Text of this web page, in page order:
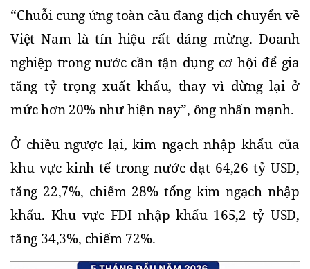
“Chuỗi cung ứng toàn cầu đang dịch chuyển về
Việt Nam là tín hiệu rất đáng mừng. Doanh
nghiệp trong nước cần tận dụng cơ hội để gia
tăng tỷ trọng xuất khẩu, thay vì dừng lại ở
mức hơn 20% như hiện nay”, ông nhấn mạnh.
Ở chiều ngược lại, kim ngạch nhập khẩu của
khu vực kinh tế trong nước đạt 64,26 tỷ USD,
tăng 22,7%, chiếm 28% tổng kim ngạch nhập
khẩu. Khu vực FDI nhập khẩu 165,2 tỷ USD,
tăng 34,3%, chiếm 72%.